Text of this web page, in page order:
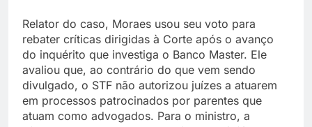
Relator do caso, Moraes usou seu voto para
rebater críticas dirigidas à Corte após o avanço
do inquérito que investiga o Banco Master. Ele
avaliou que, ao contrário do que vem sendo
divulgado, o STF não autorizou juízes a atuarem
em processos patrocinados por parentes que
atuam como advogados. Para o ministro, a